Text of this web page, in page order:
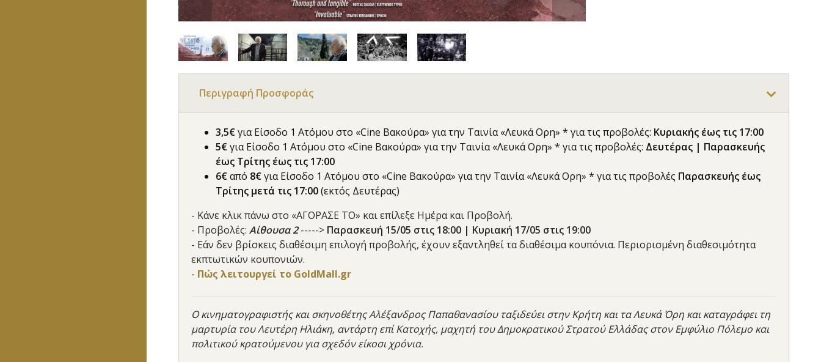
Περιγραφή Προσφοράς
3,5€για Είσοδο 1 Ατόμου στο «Cine Βακούρα» για την Ταινία «Λευκά Ορη» * για τις προβολές: Κυριακής έως τις 17:00
5€για Είσοδο 1 Ατόμου στο «Cine Βακούρα» για την Ταινία «Λευκά Ορη» * για τις προβολές: Δευτέρας | Παρασκευής
έως Τρίτης έως τις 17:00
6€από 8€για Είσοδο 1 Ατόμου στο «Cine Βακούρα» για την Ταινία «Λευκά Ορη» * για τις προβολές Παρασκευής έως
Τρίτης μετά τις 17:00(εκτός Δευτέρας)
- Κάνε κλικ πάνω στο «ΑΓΟΡΑΣΕ ΤΟ» και επίλεξε Ημέρα και Προβολή.
- Προβολές: Αίθουσα 2-----> Παρασκευή 15/05 στις 18:00 | Κυριακή 17/05 στις 19:00
- Εάν δεν βρίσκεις διαθέσιμη επιλογή προβολής, έχουν εξαντληθεί τα διαθέσιμα κουπόνια. Περιορισμένη διαθεσιμότητα
εκπτωτικών κουπονιών.
- Πώς λειτουργεί το GoldMall.gr
Ο κινηματογραφιστής και σκηνοθέτης Αλέξανδρος Παπαθανασίου ταξιδεύει στην Κρήτη και τα Λευκά Όρη και καταγράφει τη
μαρτυρία του Λευτέρη Ηλιάκη, αντάρτη επί Κατοχής, μαχητή του Δημοκρατικού Στρατού Ελλάδας στον Εμφύλιο Πόλεμο και
πολιτικού κρατούμενου για σχεδόν είκοσι χρόνια.